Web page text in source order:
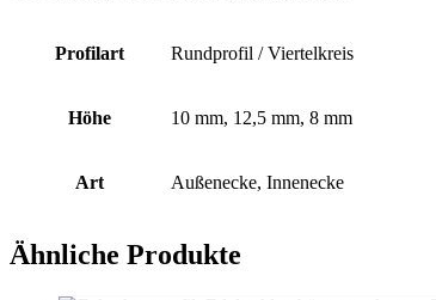
Profilart Rundprofil / Viertelkreis
Höhe 10 mm, 12,5 mm, 8 mm
Art Außenecke, Innenecke
Ähnliche Produkte